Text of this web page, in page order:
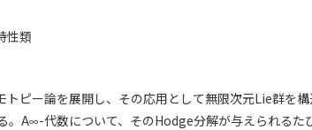
性類
トピー論を展開し、その応用として無限次元Lie群を
。A∞-代数について、そのHodge分解が与えられるた